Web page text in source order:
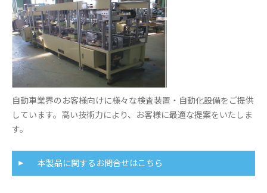
自動車業界のお客様向けに様々な検査装置・自動化設備をご提供
しています。高い技術力により、お客様に最適な提案をいたしま
す。
本製品に関するお問合せはこちら